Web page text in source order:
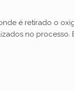
i
é retirado o
no